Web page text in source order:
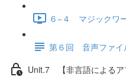
６−４ マジックワ
第６回 音声ファイ
Unit.7 【非言語によるア